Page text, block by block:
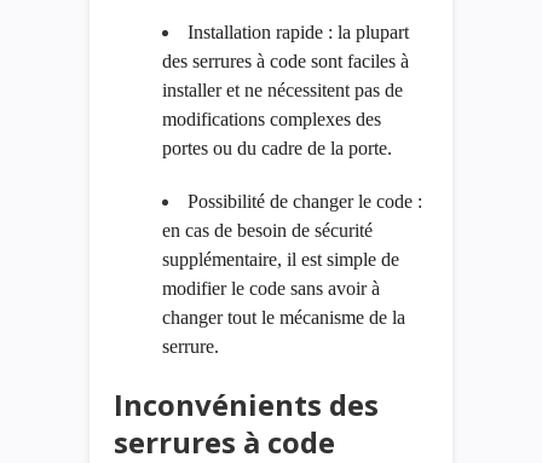
Installation rapide : la plupart
des serrures à code sont faciles à
installer et ne nécessitent pas de
modifications complexes des
portes ou du cadre de la porte.
Possibilité de changer le code :
en cas de besoin de sécurité
supplémentaire, il est simple de
modifier le code sans avoir à
changer tout le mécanisme de la
serrure.
Inconvénients des
serrures à code